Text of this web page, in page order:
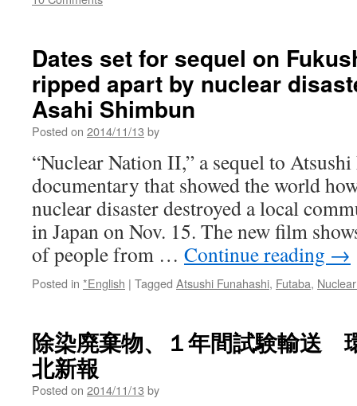
Dates set for sequel on
ripped apart by nuclear
Asahi Shimbun
Posted on 2014/11/13 by
“Nuclear Nation II,” a sequel to
documentary that showed the world
nuclear disaster destroyed a local
in Japan on Nov. 15. The new film
of people from … Continue reading →
Posted in *English | Tagged Atsushi Funahashi, Futaba,
除染廃棄物、１年間試験輸送
北新報
Posted on 2014/11/13 by